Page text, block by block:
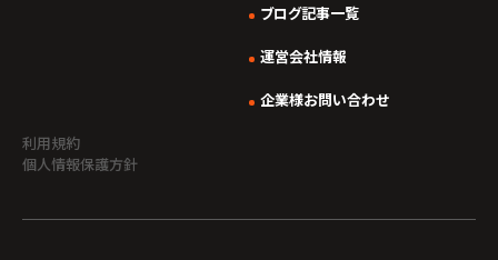
ブログ記事一覧
運営会社情報
企業様お問い合わせ
利用規約
個人情報保護方針